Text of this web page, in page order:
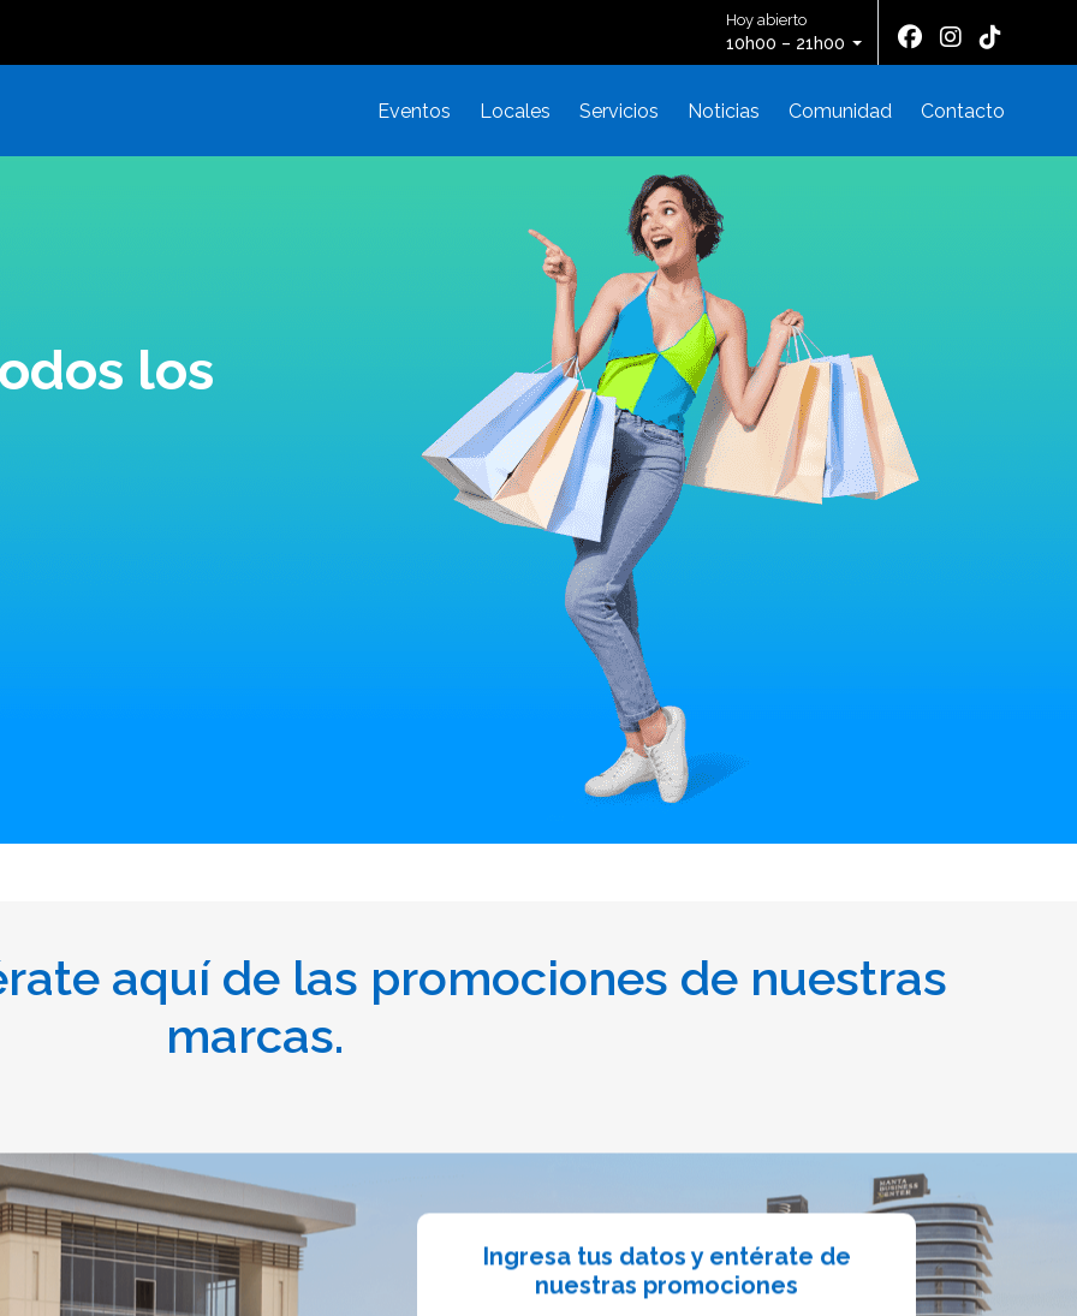
Hoy abierto
10h00 – 21h00
Eventos Locales Servicios Noticias Comunidad Contacto
los
aquí de las promociones de nuestras
marcas.
Ingresa tus datos y entérate de
nuestras promociones